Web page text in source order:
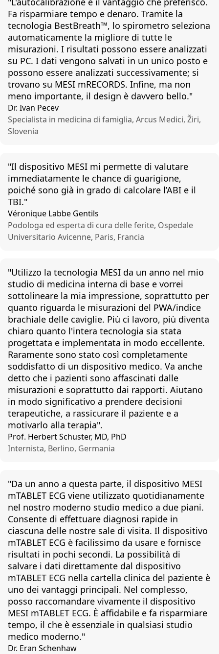
Fa risparmiare tempo e denaro. Tramite la
tecnologia BestBreath™, lo spirometro seleziona
automaticamente la migliore di tutte le
misurazioni. I risultati possono essere analizzati
su PC. I dati vengono salvati in un unico posto e
possono essere analizzati successivamente; si
trovano su MESI mRECORDS. Infine, ma non
meno importante, il design è davvero bello."
Dr. Ivan Pecev
Specialista in medicina di famiglia, Arcus Medici, Žiri,
Slovenia
"Il dispositivo MESI mi permette di valutare
immediatamente le chance di guarigione,
poiché sono già in grado di calcolare l’ABI e il
TBI."
Véronique Labbe Gentils
Podologa ed esperta di cura delle ferite, Ospedale
Universitario Avicenne, Paris, Francia
"Utilizzo la tecnologia MESI da un anno nel mio
studio di medicina interna di base e vorrei
sottolineare la mia impressione, soprattutto per
quanto riguarda le misurazioni del PWA/indice
brachiale delle caviglie. Più ci lavoro, più diventa
chiaro quanto l'intera tecnologia sia stata
progettata e implementata in modo eccellente.
Raramente sono stato così completamente
soddisfatto di un dispositivo medico. Va anche
detto che i pazienti sono affascinati dalle
misurazioni e soprattutto dai rapporti. Aiutano
in modo significativo a prendere decisioni
terapeutiche, a rassicurare il paziente e a
motivarlo alla terapia".
Prof. Herbert Schuster, MD, PhD
Internista, Berlino, Germania
"Da un anno a questa parte, il dispositivo MESI
mTABLET ECG viene utilizzato quotidianamente
nel nostro moderno studio medico a due piani.
Consente di effettuare diagnosi rapide in
ciascuna delle nostre sale di visita. Il dispositivo
mTABLET ECG è facilissimo da usare e fornisce
risultati in pochi secondi. La possibilità di
salvare i dati direttamente dal dispositivo
mTABLET ECG nella cartella clinica del paziente è
uno dei vantaggi principali. Nel complesso,
posso raccomandare vivamente il dispositivo
MESI mTABLET ECG. È affidabile e fa risparmiare
tempo, il che è essenziale in qualsiasi studio
medico moderno."
Dr. Eran Schenhaw